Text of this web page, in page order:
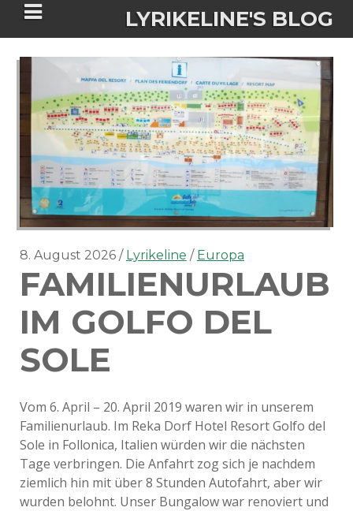
LYRIKELINE'S BLOG
Tania Morgan's Blog über alles, was
sie im Leben bewegt.
ÜBER DIE AUTORIN
IGASHO UND CHIMALIS KAYA
NIEMALS FÜR IMMER (ROMAN)
NIGHTMARES
BÜCHERSHOPS
DATENSCHUTZERKLÄRUNG
IMPRESSUM
8. August 2026 Lyrikeline Europa
FAMILIENURLAUB
IM GOLFO DEL
SOLE
Vom 6. April – 20. April 2019 waren wir in unserem
Familienurlaub. Im Reka Dorf Hotel Resort Golfo del
Sole in Follonica, Italien würden wir die nächsten
Tage verbringen. Die Anfahrt zog sich je nachdem
ziemlich hin mit über 8 Stunden Autofahrt, aber wir
wurden belohnt. Unser Bungalow war renoviert und